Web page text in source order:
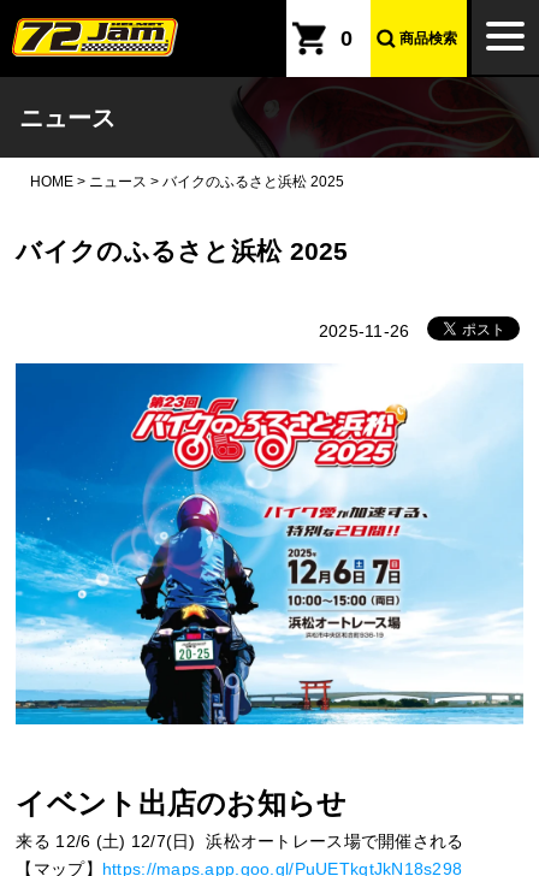
本文へ
0 商品検索
ニュース
HOME > ニュース > バイクのふるさと浜松 2025
バイクのふるさと浜松 2025
2025-11-26
イベント出店のお知らせ
来る 12/6 (土) 12/7(日) 浜松オートレース場で開催される
【マップ】 https://maps.app.goo.gl/PuUETkqtJkN18s298